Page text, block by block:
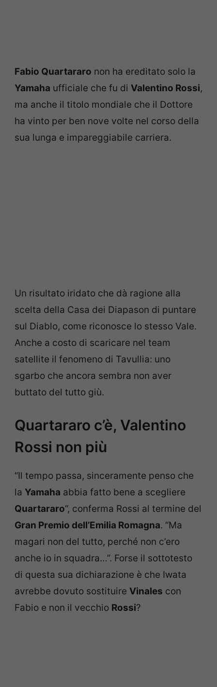
Fabio Quartararo non ha ereditato solo la
Yamaha ufficiale che fu di Valentino Rossi,
ma anche il titolo mondiale che il Dottore
ha vinto per ben nove volte nel corso della
sua lunga e impareggiabile carriera.
Un risultato iridato che dà ragione alla
scelta della Casa dei Diapason di puntare
sul Diablo, come riconosce lo stesso Vale.
Anche a costo di scaricare nel team
satellite il fenomeno di Tavullia: uno
sgarbo che ancora sembra non aver
buttato del tutto giù.
Quartararo c’è, Valentino
Rossi non più
“Il tempo passa, sinceramente penso che
la Yamaha abbia fatto bene a scegliere
Quartararo“, conferma Rossi al termine del
Gran Premio dell’Emilia Romagna. “Ma
magari non del tutto, perché non c’ero
anche io in squadra…”. Forse il sottotesto
di questa sua dichiarazione è che Iwata
avrebbe dovuto sostituire Vinales con
Fabio e non il vecchio Rossi?